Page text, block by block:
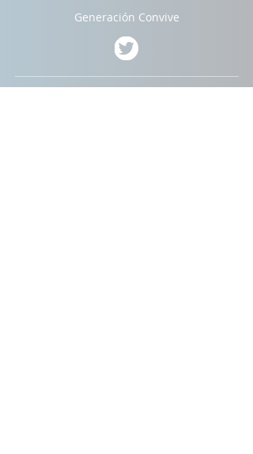
Generación Convive